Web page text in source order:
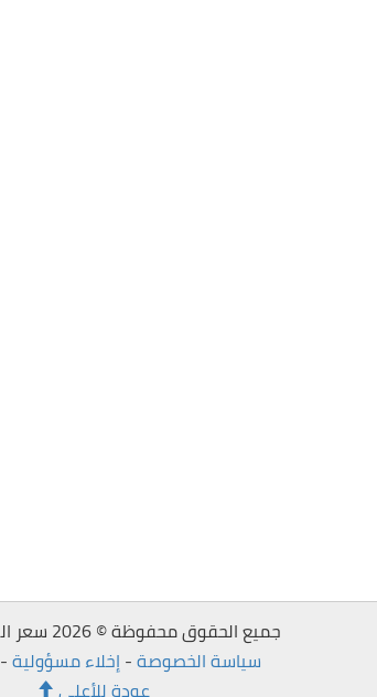
جميع الحقوق محفوظة © 2026 سعر الذهب اليومي
سياسة الخصوصة-إخلاء مسؤولية-
عودة للأعلى